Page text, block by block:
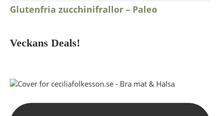
Glutenfria zucchinifrallor – Paleo
Veckans Deals!